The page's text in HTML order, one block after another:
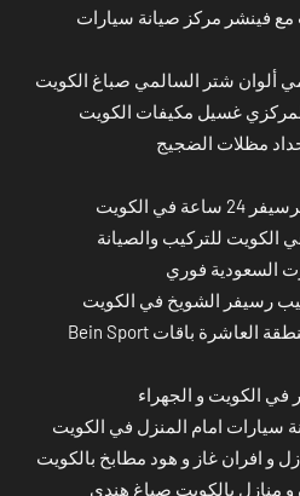
مع فينشر مركز صيانة سيارات
ألوان شتر السالمي صباغ الكويت
غسيل مكيفات الكويت
مظلات الضجيج
الكويت
الكويت للتركيب والصيانة
السعودية فوري
رسيفر الشويخ في الكويت
اشتراك بي ان سبورت المنطقة العاشرة باقات Bein Sport
في الكويت و الجهراء
سيارات امام المنزل في الكويت
و افران غاز و هود مطابخ بالكويت
منازل بالكويت صباغ هندي